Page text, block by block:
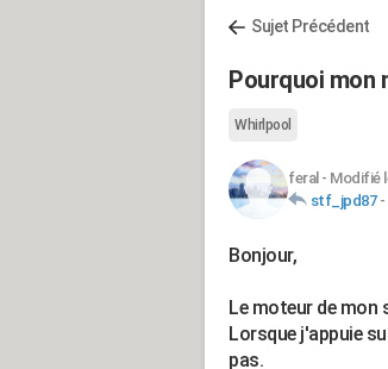
Sujet Précédent
Pourquoi mon
Whirlpool
feral - Modifié
stf_jpd87-
Bonjour,
Le moteur de mon
Lorsque j'appuie
pas.